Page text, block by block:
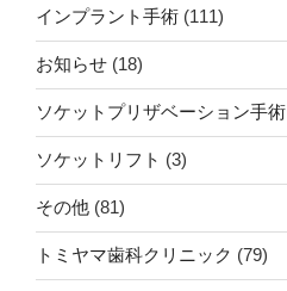
インプラント手術 (111)
お知らせ (18)
ソケットプリザベーション手術
ソケットリフト (3)
その他 (81)
トミヤマ歯科クリニック (79)